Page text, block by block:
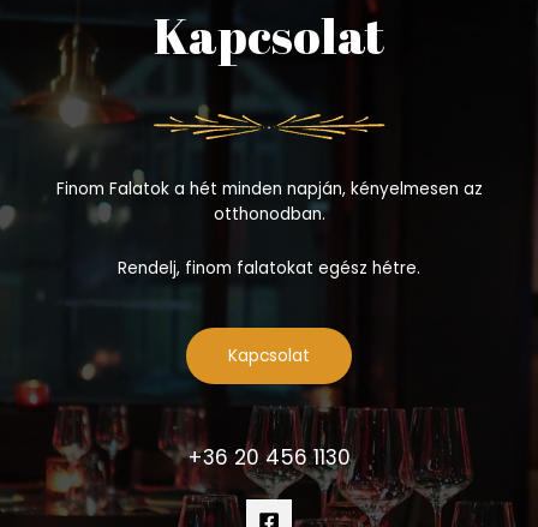
Kapcsolat
Finom Falatok a hét minden napján, kényelmesen az
otthonodban.
Rendelj, finom falatokat egész hétre.
Kapcsolat
+36 20 456 1130